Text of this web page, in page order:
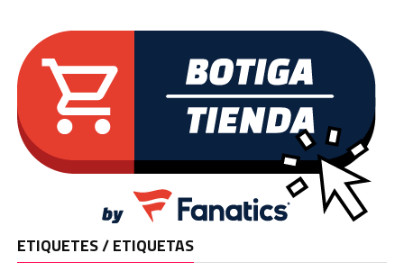
ETIQUETES / ETIQUETAS